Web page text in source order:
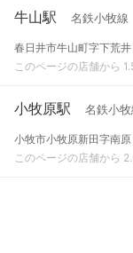
牛山駅 名鉄小牧線
春日井市牛山町字下荒井
このページの店舗から
小牧原駅 名鉄小牧
小牧市小牧原新田字南原
このページの店舗から